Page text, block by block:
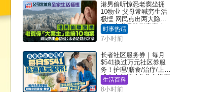
港男偷听惊悉老窦坐拥
10物业 父母常喊穷生活
极悭 网民点出两大隐
忧：未必是隐形富豪｜
Juicy叮
时事热话
7小时前
长者社区服务券｜每月
$541换过万元社区券服
务！护理/膳食/治疗/上门
或中心任拣 1条件免资产
审查（附申请资格及教
生活百科
8小时前